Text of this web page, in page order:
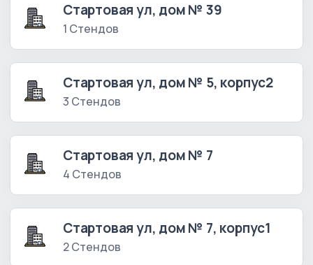
Стартовая ул, дом № 39
1 Стендов
Стартовая ул, дом № 5, корпус2
3 Стендов
Стартовая ул, дом № 7
4 Стендов
Стартовая ул, дом № 7, корпус1
2 Стендов